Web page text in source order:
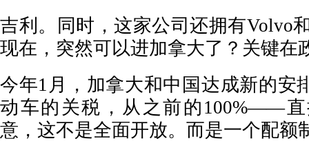
吉利。同时，这家公司还拥有Volvo
现在，突然可以进加拿大了？关键在
今年1月，加拿大和中国达成新的安
动车的关税，从之前的100%——直
意，这不是全面开放。而是一个配额